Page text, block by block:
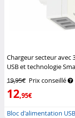
Chargeur secteur avec
USB et technologie
19,95€ Prix conseillé
12,95€
Bloc d'alimentation USB